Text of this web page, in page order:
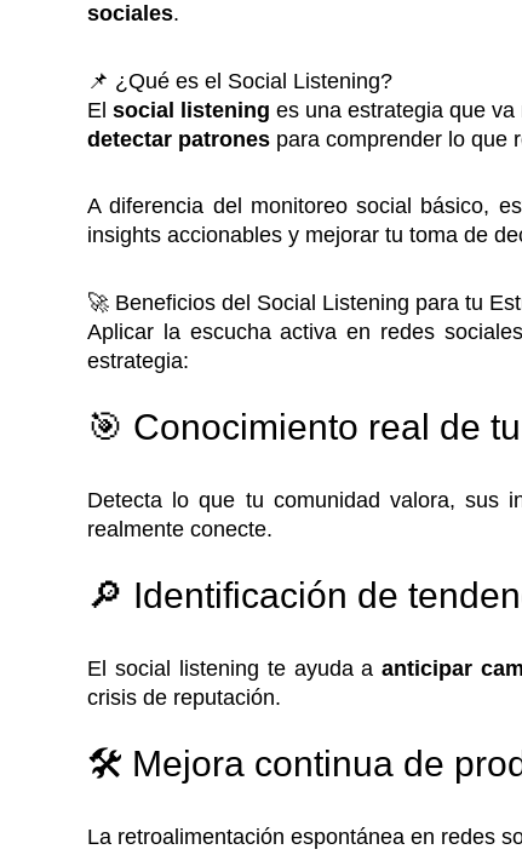
sociales.
📌 ¿Qué es el Social Listening?
Elsocial listening es una estrategia que
detectar patrones para comprender lo que
A diferencia del monitoreo social básico,
insights accionables y mejorar tu toma de
🚀 Beneficios del Social Listening para tu
Aplicar la escucha activa en redes
estrategia:
🎯 Conocimiento real de
Detecta lo que tu comunidad valora, sus
realmente conecte.
🔎 Identificación de
El social listening te ayuda aanticipar
crisis de reputación.
🛠️ Mejora continua de
La retroalimentación espontánea en redes